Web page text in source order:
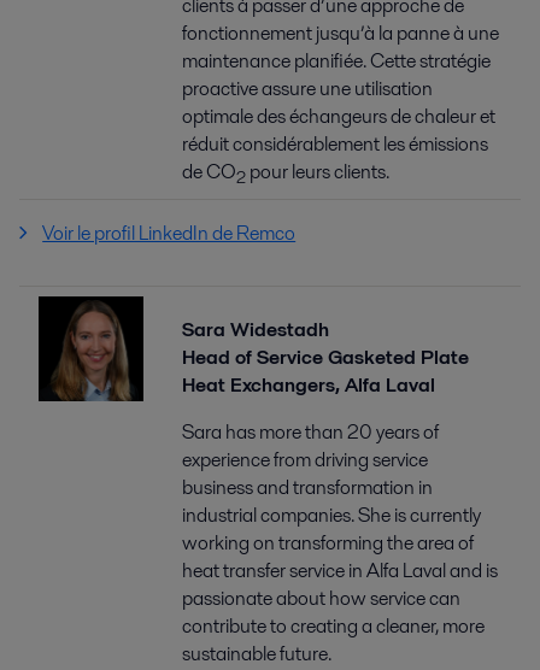
clients à passer d’une approche de
fonctionnement jusqu’à la panne à une
maintenance planifiée. Cette stratégie
proactive assure une utilisation
optimale des échangeurs de chaleur et
réduit considérablement les émissions
de CO2 pour leurs clients.
Voir le profil LinkedIn de Remco
Sara Widestadh
Head of Service Gasketed Plate
Heat Exchangers, Alfa Laval
Sara has more than 20 years of
experience from driving service
business and transformation in
industrial companies. She is currently
working on transforming the area of
heat transfer service in Alfa Laval and is
passionate about how service can
contribute to creating a cleaner, more
sustainable future.